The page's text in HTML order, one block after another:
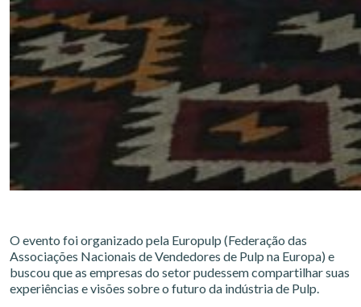
O evento foi organizado pela Europulp (Federação das
Associações Nacionais de Vendedores de Pulp na Europa) e
buscou que as empresas do setor pudessem compartilhar suas
experiências e visões sobre o futuro da indústria de Pulp.